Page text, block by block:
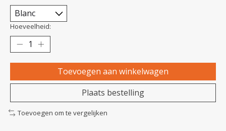
Hoeveelheid:
Toevoegen aan winkelwagen
Plaats bestelling
Toevoegen om te vergelijken